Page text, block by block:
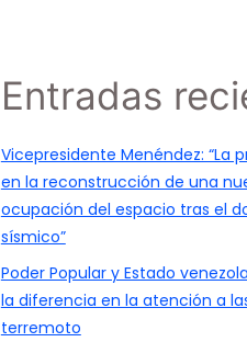
Entradas
Vicepresidente Menéndez: “La
en la reconstrucción de una
ocupación del espacio tras el
sísmico”
Poder Popular y Estado
la diferencia en la atención a
terremoto